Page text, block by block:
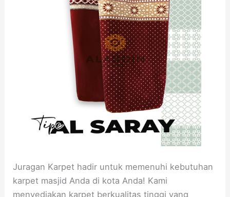
Juragan Karpet hadir untuk memenuhi kebutuhan
karpet masjid Anda di kota Anda! Kami
menyediakan karpet berkualitas tinggi yang